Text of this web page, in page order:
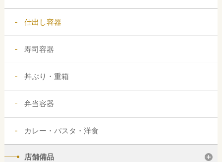
仕出し容器
寿司容器
丼ぶり・重箱
弁当容器
カレー・パスタ・洋食
店舗備品